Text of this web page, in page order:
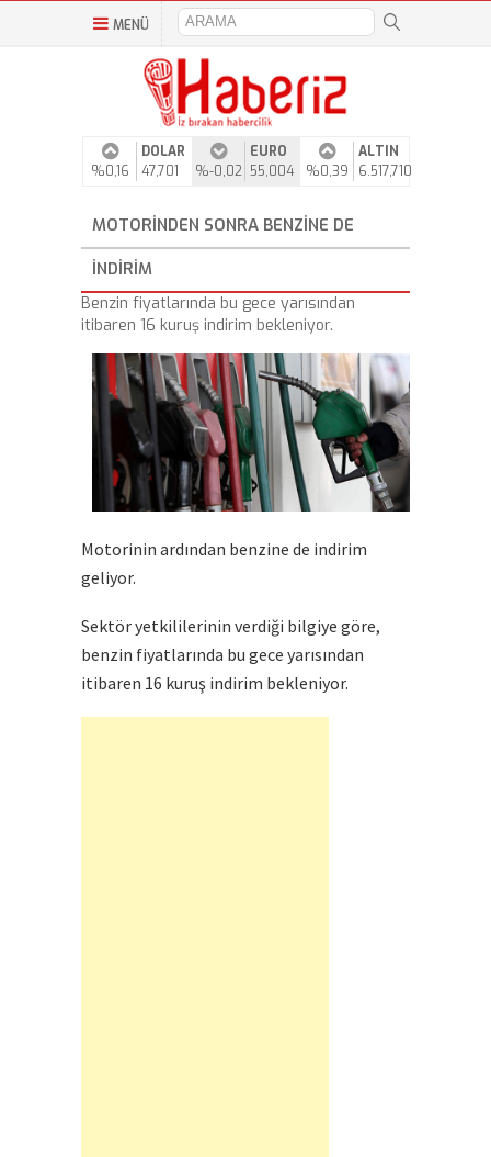
MENÜ
%0,16
DOLAR
47,701
%-0,02
EURO
55,004
%0,39
ALTIN
6.517,710
MOTORINDEN SONRA BENZINE DE
INDIRIM
Benzin fiyatlarında bu gece yarısından
itibaren 16 kuruş indirim bekleniyor.
Motorinin ardından benzine de indirim
geliyor.
Sektör yetkililerinin verdiği bilgiye göre,
benzin fiyatlarında bu gece yarısından
itibaren 16 kuruş indirim bekleniyor.